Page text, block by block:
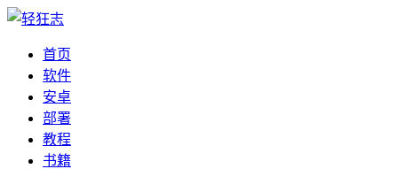
首页
软件
安卓
部署
教程
书籍